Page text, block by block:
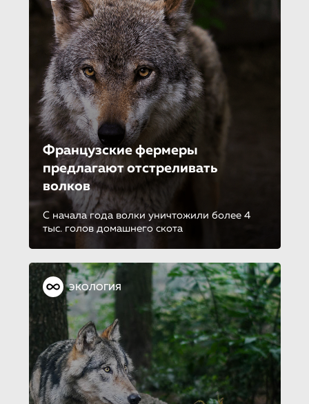
Французские фермеры
предлагают отстреливать
волков
С начала года волки уничтожили более 4
тыс. голов домашнего скота
ЭКОЛОГИЯ